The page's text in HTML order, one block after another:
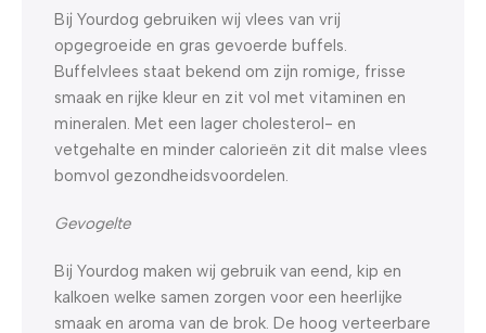
Bij Yourdog gebruiken wij vlees van vrij
opgegroeide en gras gevoerde buffels.
Buffelvlees staat bekend om zijn romige, frisse
smaak en rijke kleur en zit vol met vitaminen en
mineralen. Met een lager cholesterol- en
vetgehalte en minder calorieën zit dit malse vlees
bomvol gezondheidsvoordelen.
Gevogelte
Bij Yourdog maken wij gebruik van eend, kip en
kalkoen welke samen zorgen voor een heerlijke
smaak en aroma van de brok. De hoog verteerbare